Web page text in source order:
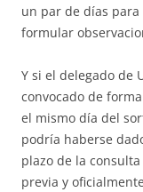
un par de días
formular
Y si el delegado de
convocado de
el mismo día del
podría haberse
plazo de la
previa y